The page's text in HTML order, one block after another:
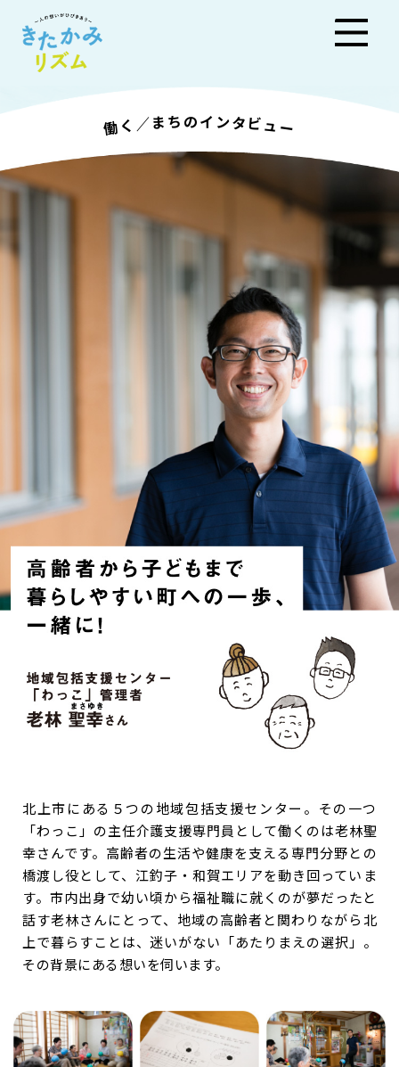
きた
かみ
リズ
ム
働く／ま ち のイ ンタビュー
北上市にある５つの地域包括支援センター。その一つ
「わっこ」の主任介護支援専門員として働くのは老林聖
幸さんです。高齢者の生活や健康を支える専門分野との
橋渡し役として、江釣子・和賀エリアを動き回っていま
す。市内出身で幼い頃から福祉職に就くのが夢だったと
話す老林さんにとって、地域の高齢者と関わりながら北
上で暮らすことは、迷いがない「あたりまえの選択」。
その背景にある想いを伺います。